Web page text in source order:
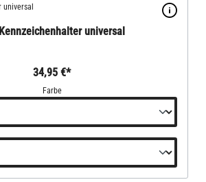
Kennzeichenhalter universal
34,95 €*
Farbe